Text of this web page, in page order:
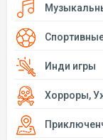
Инди игры
Хорроры,